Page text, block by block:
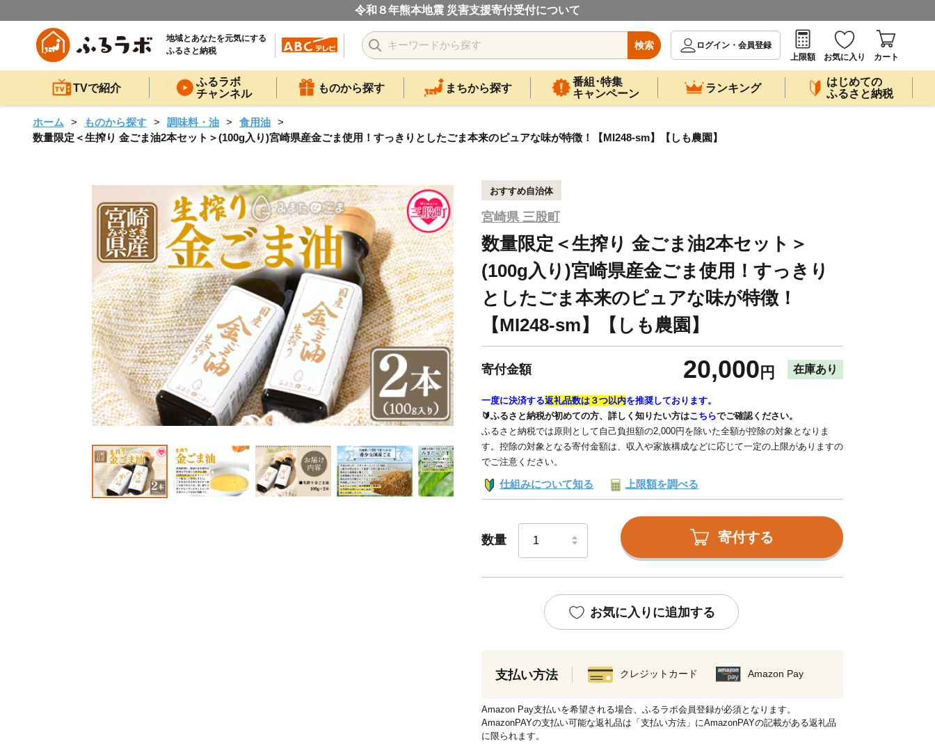
令和８年熊本地震 災害支援寄付受付について
地域とあなたを元気にする
ふるさと納税
検索
ログイン・会員登録
上限額
お気に入り カート
TVで紹介
ふるラボ
チャンネル
ものから探す まちから探す
番組･特集
キャンペーン
ランキング
はじめての
ふるさと納税
ホーム ものから探す 調味料・油
食用油
数量限定＜生搾り 金ごま油2本セット＞(100g入り)宮崎県産金ごま使用！すっきりとしたごま本来のピュアな味が特徴！【MI248-sm】【しも農園】
おすすめ自治体
宮崎県 三股町
数量限定＜生搾り 金ごま油2本セット＞
(100g入り)宮崎県産金ごま使用！すっきり
としたごま本来のピュアな味が特徴！
【MI248-sm】【しも農園】
寄付金額 20,000 円 在庫あり
一度に決済する返礼品数は３つ以内を推奨しております。
🔰ふるさと納税が初めての方、詳しく知りたい方はこちらでご確認ください。
ふるさと納税では原則として自己負担額の2,000円を除いた全額が控除の対象となりま
す。控除の対象となる寄付金額は、収入や家族構成などに応じて一定の上限がありますの
でご注意ください。
仕組みについて知る 上限額を調べる
数量 寄付する
お気に入りに追加する
支払い方法 クレジットカード Amazon Pay
Amazon Pay支払いを希望される場合、ふるラボ会員登録が必須となります。
AmazonPAYの支払い可能な返礼品は「支払い方法」にAmazonPAYの記載がある返礼品
に限られます。